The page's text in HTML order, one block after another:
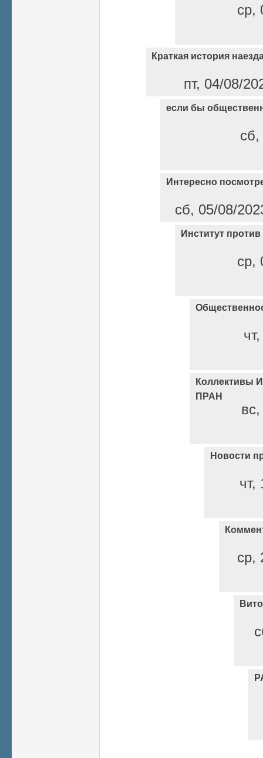
ср,
Краткая история
пт, 04/08/
если бы
Интересно
сб, 05/08/
Институт
ср,
Коллективы
ПРАН
Новости
чт,
ср,